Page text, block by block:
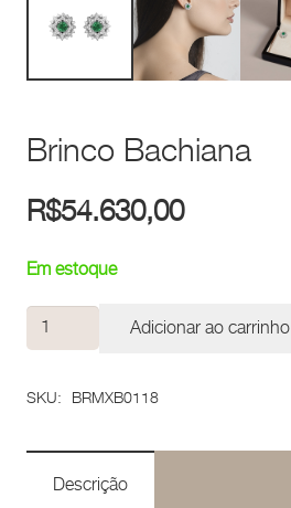
Brinco Bachiana
R$54.630,00
Em estoque
Brinco
Bachiana
Adicionar ao carrinho
SKU: BRMXB0118
Descrição